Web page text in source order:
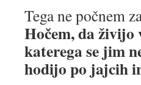
Tega ne počnem
Hočem, da živijo
katerega se jim
hodijo po jajcih